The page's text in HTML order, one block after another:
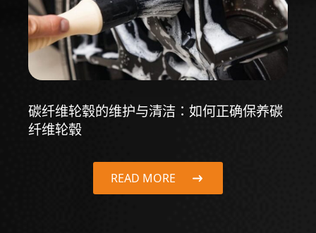
碳纤维轮毂的维护与清洁：如何正确保养碳
纤维轮毂
READ MORE